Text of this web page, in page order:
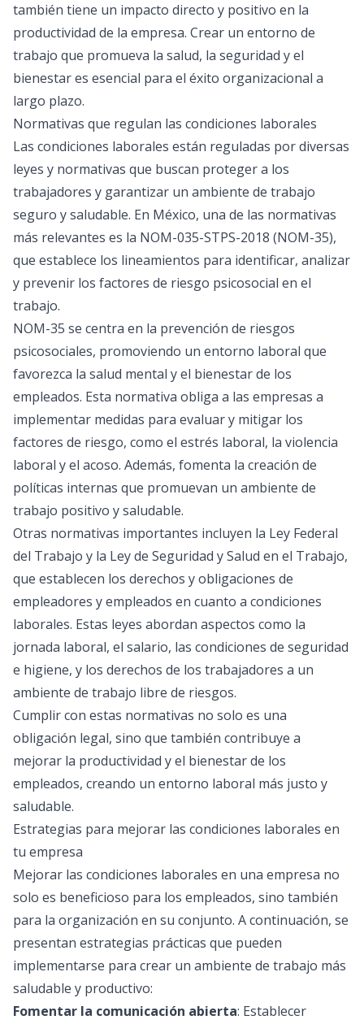
también tiene un impacto directo y positivo en la
productividad de la empresa. Crear un entorno de
trabajo que promueva la salud, la seguridad y el
bienestar es esencial para el éxito organizacional a
largo plazo.
Normativas que regulan las condiciones laborales
Las condiciones laborales están reguladas por diversas
leyes y normativas que buscan proteger a los
trabajadores y garantizar un ambiente de trabajo
seguro y saludable. En México, una de las normativas
más relevantes es la NOM-035-STPS-2018 (NOM-35),
que establece los lineamientos para identificar, analizar
y prevenir los factores de riesgo psicosocial en el
trabajo.
NOM-35 se centra en la prevención de riesgos
psicosociales, promoviendo un entorno laboral que
favorezca la salud mental y el bienestar de los
empleados. Esta normativa obliga a las empresas a
implementar medidas para evaluar y mitigar los
factores de riesgo, como el estrés laboral, la violencia
laboral y el acoso. Además, fomenta la creación de
políticas internas que promuevan un ambiente de
trabajo positivo y saludable.
Otras normativas importantes incluyen la Ley Federal
del Trabajo y la Ley de Seguridad y Salud en el Trabajo,
que establecen los derechos y obligaciones de
empleadores y empleados en cuanto a condiciones
laborales. Estas leyes abordan aspectos como la
jornada laboral, el salario, las condiciones de seguridad
e higiene, y los derechos de los trabajadores a un
ambiente de trabajo libre de riesgos.
Cumplir con estas normativas no solo es una
obligación legal, sino que también contribuye a
mejorar la productividad y el bienestar de los
empleados, creando un entorno laboral más justo y
saludable.
Estrategias para mejorar las condiciones laborales en
tu empresa
Mejorar las condiciones laborales en una empresa no
solo es beneficioso para los empleados, sino también
para la organización en su conjunto. A continuación, se
presentan estrategias prácticas que pueden
implementarse para crear un ambiente de trabajo más
saludable y productivo:
Fomentar la comunicación abierta: Establecer